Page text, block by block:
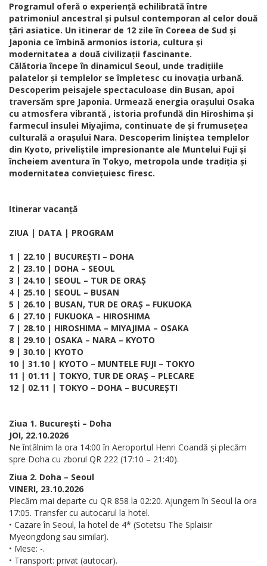
Programul oferă o experiență echilibrată între
patrimoniul ancestral și pulsul contemporan al celor două
țări asiatice. Un itinerar de 12 zile în Coreea de Sud și
Japonia ce îmbină armonios istoria, cultura și
modernitatea a două civilizații fascinante.
Călătoria începe în dinamicul Seoul, unde tradițiile
palatelor și templelor se împletesc cu inovația urbană.
Descoperim peisajele spectaculoase din Busan, apoi
traversăm spre Japonia. Urmează energia orașului Osaka
cu atmosfera vibrantă , istoria profundă din Hiroshima și
farmecul insulei Miyajima, continuate de și frumusețea
culturală a orașului Nara. Descoperim liniștea templelor
din Kyoto, priveliștile impresionante ale Muntelui Fuji și
încheiem aventura în Tokyo, metropola unde tradiția și
modernitatea conviețuiesc firesc.
Itinerar vacanță
ZIUA | DATA | PROGRAM
1 | 22.10 | BUCUREȘTI – DOHA
2 | 23.10 | DOHA – SEOUL
3 | 24.10 | SEOUL – TUR DE ORAȘ
4 | 25.10 | SEOUL – BUSAN
5 | 26.10 | BUSAN, TUR DE ORAȘ – FUKUOKA
6 | 27.10 | FUKUOKA – HIROSHIMA
7 | 28.10 | HIROSHIMA – MIYAJIMA – OSAKA
8 | 29.10 | OSAKA – NARA – KYOTO
9 | 30.10 | KYOTO
10 | 31.10 | KYOTO – MUNTELE FUJI – TOKYO
11 | 01.11 | TOKYO, TUR DE ORAȘ – PLECARE
12 | 02.11 | TOKYO – DOHA – BUCUREȘTI
Ziua 1. București – Doha
JOI, 22.10.2026
Ne întâlnim la ora 14:00 în Aeroportul Henri Coandă și plecăm
spre Doha cu zborul QR 222 (17:10 – 21:40).
Ziua 2. Doha – Seoul
VINERI, 23.10.2026
Plecăm mai departe cu QR 858 la 02:20. Ajungem în Seoul la ora
17:05. Transfer cu autocarul la hotel.
• Cazare în Seoul, la hotel de 4* (Sotetsu The Splaisir
Myeongdong sau similar).
• Mese: -.
• Transport: privat (autocar).